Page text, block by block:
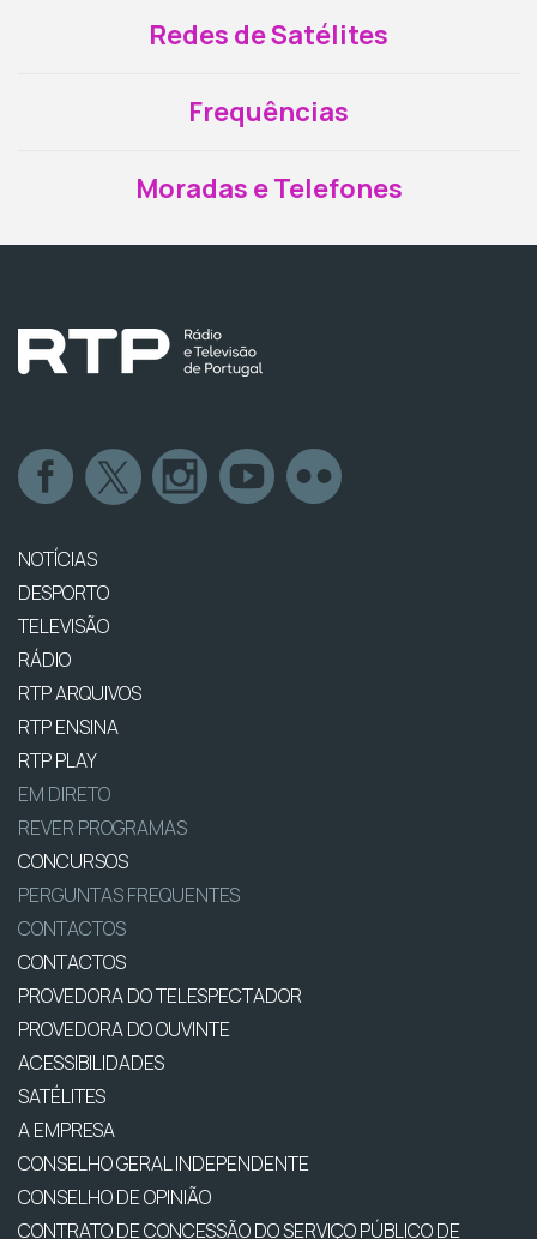
Redes de Satélites
Frequências
Moradas e Telefones
NOTÍCIAS
DESPORTO
TELEVISÃO
RÁDIO
RTP ARQUIVOS
RTP ENSINA
RTP PLAY
EM DIRETO
REVER PROGRAMAS
CONCURSOS
PERGUNTAS FREQUENTES
CONTACTOS
CONTACTOS
PROVEDORA DO TELESPECTADOR
PROVEDORA DO OUVINTE
ACESSIBILIDADES
SATÉLITES
A EMPRESA
CONSELHO GERAL INDEPENDENTE
CONSELHO DE OPINIÃO
CONTRATO DE CONCESSÃO DO SERVIÇO PÚBLICO DE